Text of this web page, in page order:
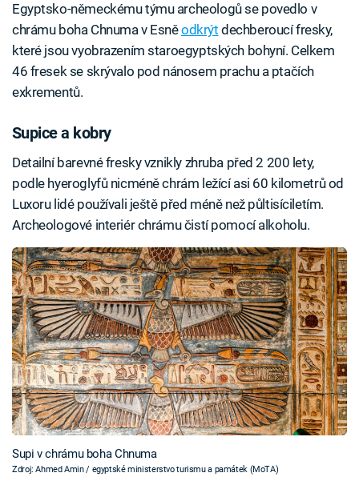
Egyptsko-německému týmu archeologů se povedlo v
chrámu boha Chnuma v Esněodkrýt dechberoucí fresky,
které jsou vyobrazením staroegyptských bohyní. Celkem
46 fresek se skrývalo pod nánosem prachu a ptačích
exkrementů.
Supice a kobry
Detailní barevné fresky vznikly zhruba před 2 200 lety,
podle hyeroglyfů nicméně chrám ležící asi 60 kilometrů od
Luxoru lidé používali ještě před méně než půltisíciletím.
Archeologové interiér chrámu čistí pomocí alkoholu.
Supi v chrámu boha Chnuma
Zdroj: Ahmed Amin / egyptské ministerstvo turismu a památek (MoTA)